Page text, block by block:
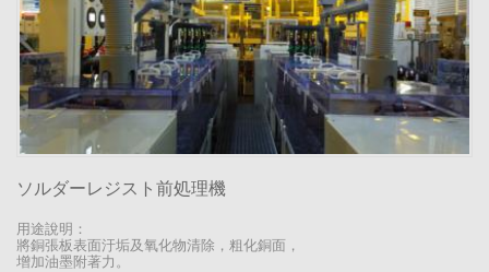
ソルダーレジスト前処理機
用途說明：
將銅張板表面汙垢及氧化物清除， 粗化銅面，
增加油墨附著力。